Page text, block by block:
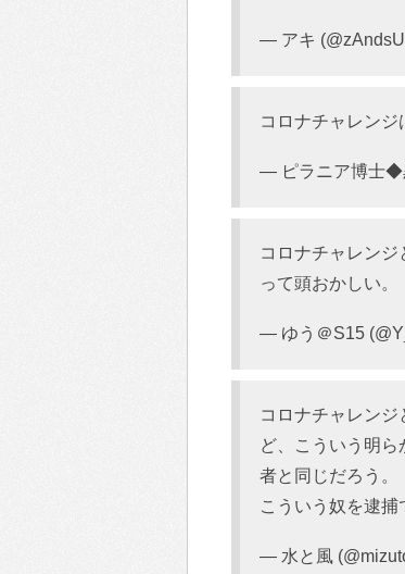
— アキ
コロナチャレンジ
— ピラニア博士◆
コロナチャレン
って頭おかしい。
— ゆう＠S15
コロナチャレン
ど、こういう明
者と同じだろう。
こういう奴を逮捕
— 水と風